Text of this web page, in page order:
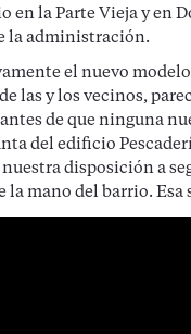
en la Parte Vieja y en
la administración.
el nuevo
las y los vecinos,
de que ninguna
del edificio
disposición a
la mano del barrio. Esa